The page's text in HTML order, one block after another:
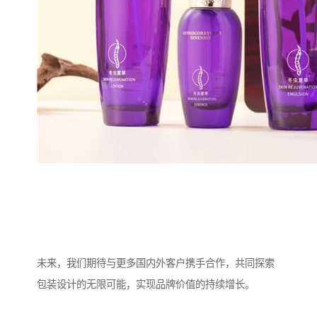
未来，我们期待与更多国内外客户携手合作，共同探索
包装设计的无限可能，实现品牌价值的持续增长。